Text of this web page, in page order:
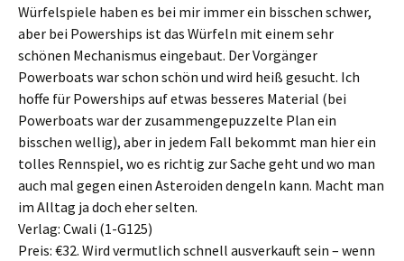
Würfelspiele haben es bei mir immer ein bisschen schwer,
aber bei Powerships ist das Würfeln mit einem sehr
schönen Mechanismus eingebaut. Der Vorgänger
Powerboats war schon schön und wird heiß gesucht. Ich
hoffe für Powerships auf etwas besseres Material (bei
Powerboats war der zusammengepuzzelte Plan ein
bisschen wellig), aber in jedem Fall bekommt man hier ein
tolles Rennspiel, wo es richtig zur Sache geht und wo man
auch mal gegen einen Asteroiden dengeln kann. Macht man
im Alltag ja doch eher selten.
Verlag: Cwali (1-G125)
Preis: €32. Wird vermutlich schnell ausverkauft sein – wenn